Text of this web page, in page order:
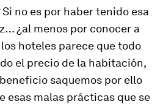
no es por haber tenido esa
¿al menos por conocer a
hoteles parece que todo
el precio de la habitación,
saquemos por ello
esas malas prácticas que se